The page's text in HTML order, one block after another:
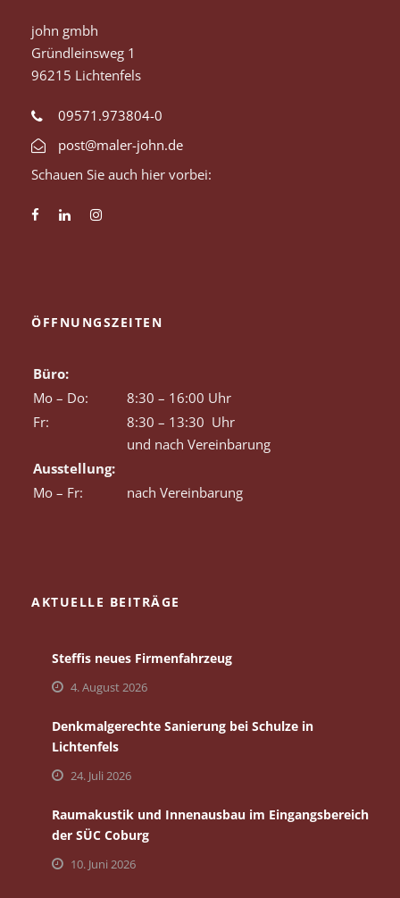
john gmbh
Gründleinsweg 1
96215 Lichtenfels
09571.973804-0
post@maler-john.de
Schauen Sie auch hier vorbei:
ÖFFNUNGSZEITEN
Büro:
Mo – Do:
8:30 – 16:00 Uhr
Fr:
8:30 – 13:30 Uhr
und nach Vereinbarung
Ausstellung:
Mo – Fr:
nach Vereinbarung
AKTUELLE BEITRÄGE
Steffis neues Firmenfahrzeug
4. August 2026
Denkmalgerechte Sanierung bei Schulze in
Lichtenfels
24. Juli 2026
Raumakustik und Innenausbau im Eingangsbereich
der SÜC Coburg
10. Juni 2026